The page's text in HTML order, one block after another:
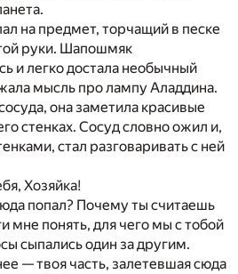
на предмет, торчащий в песке
руки. Шапошмяк
и легко достала необычный
мысль про лампу Аладдина.
она заметила красивые
стенках. Сосуд словно ожил и,
стал разговаривать с ней
Хозяйка!
попал? Почему ты считаешь
мне понять, для чего мы с тобой
сыпались один за другим.
— твоя часть, залетевшая сюда